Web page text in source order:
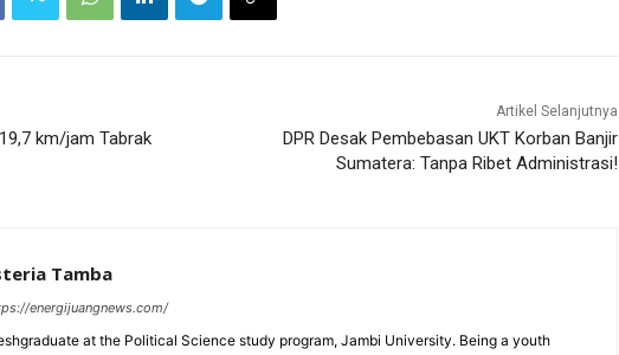
km/jam Tabrak
Artikel Selanjutnya
DPR Desak Pembebasan UKT Korban Banjir
Sumatera: Tanpa Ribet Administrasi!
Tamba
energijuangnews.com/
at the Political Science study program, Jambi University. Being a youth